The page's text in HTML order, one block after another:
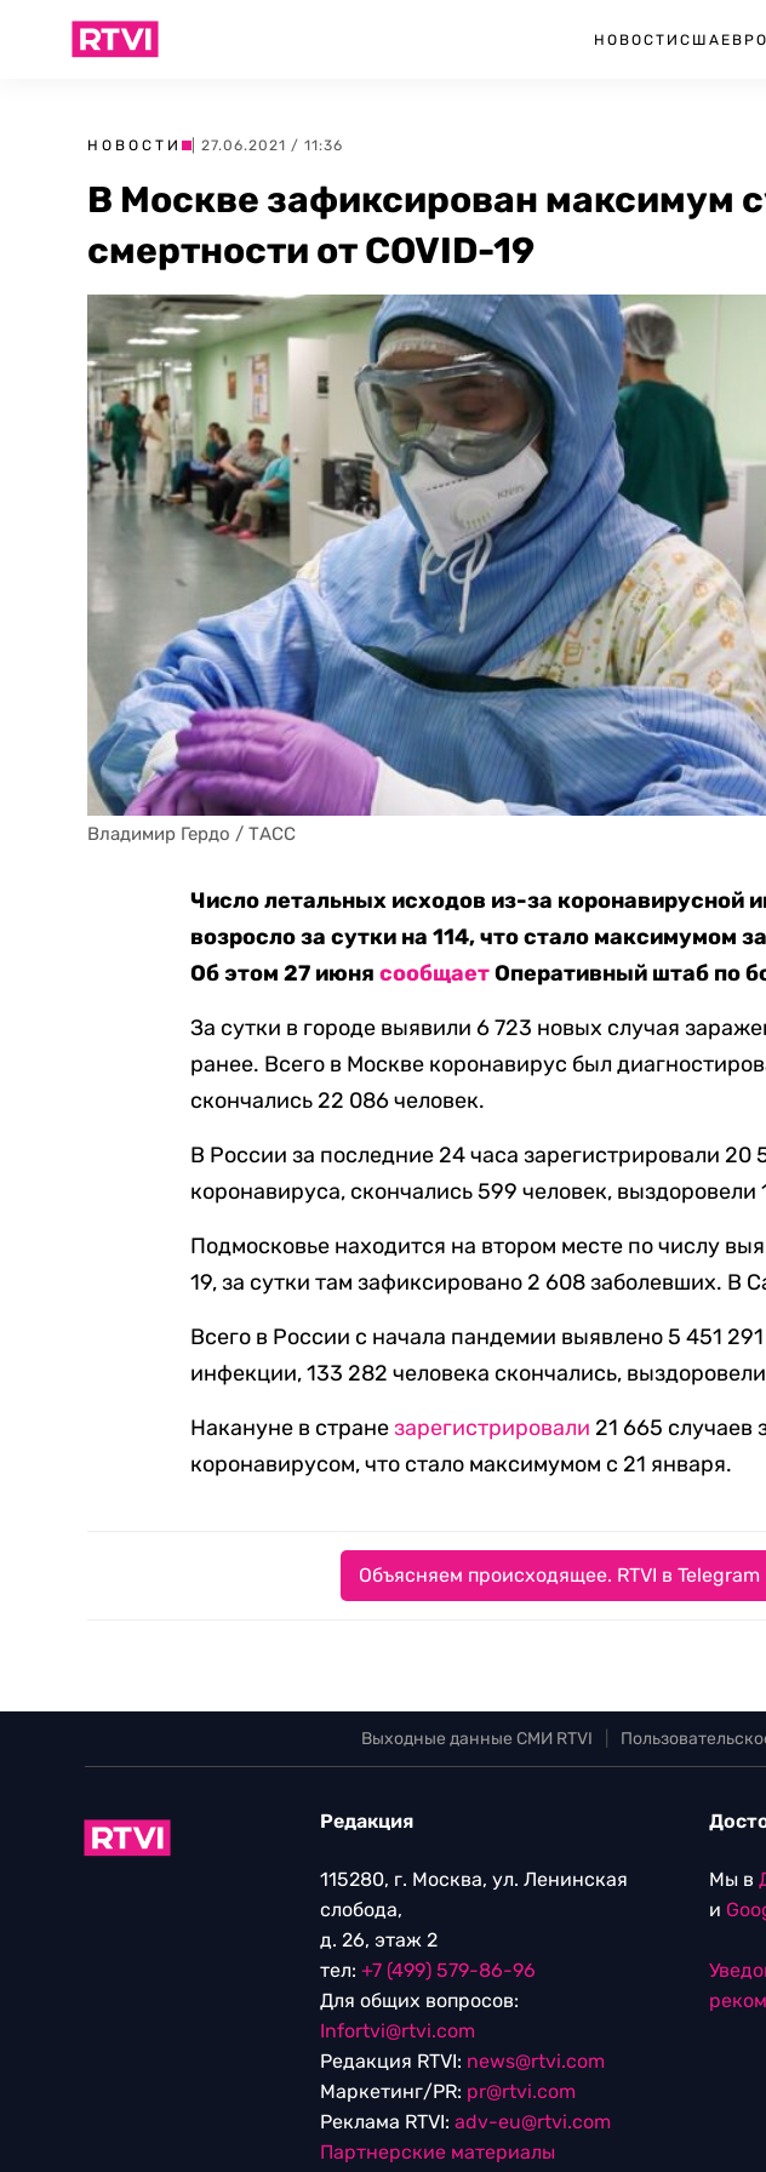
НОВОСТИ США
НОВОСТИ | 27.06.2021 / 11:36
В Москве зафиксирован максимум
смертности от COVID-19
Владимир Гердо / ТАСС
Число летальных исходов из-за коронавирусной
возросло за сутки на 114, что стало максимумом
Об этом 27 июнясообщаетОперативный штаб по
За сутки в городе выявили 6 723 новых случая
ранее. Всего в Москве коронавирус был
скончались 22 086 человек.
В России за последние 24 часа зарегистрировали 20
коронавируса, скончались 599 человек, выздоровели
Подмосковье находится на втором месте по числу
19, за сутки там зафиксировано 2 608 заболевших. В
Всего в России с начала пандемии выявлено 5 451
инфекции, 133 282 человека скончались,
Накануне в странезарегистрировали 21 665 случаев
коронавирусом, что стало максимумом с 21 января.
Объясняем происходящее. RTVI в Telegram
Выходные данные СМИ RTVI
Редакция
115280, г. Москва, ул. Ленинская
слобода,
д. 26, этаж 2
тел: +7 (499) 579-86-96
Для общих вопросов:
Infortvi@rtvi.com
Редакция RTVI: news@rtvi.com
Маркетинг/PR: pr@rtvi.com
Реклама RTVI: adv-eu@rtvi.com
Партнерские материалы
Мы в
и